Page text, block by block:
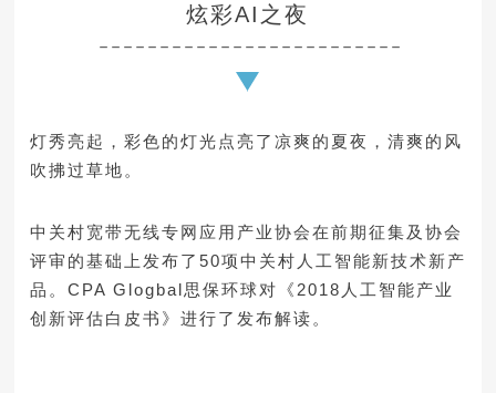
炫彩AI之夜
－－－－－－－－－－－－－－－－－－－－－－－－－
灯秀亮起，彩色的灯光点亮了凉爽的夏夜，清爽的风
吹拂过草地。
中关村宽带无线专网应用产业协会在前期征集及协会
评审的基础上发布了50项中关村人工智能新技术新产
品。CPA Glogbal思保环球对《2018人工智能产业
创新评估白皮书》进行了发布解读。